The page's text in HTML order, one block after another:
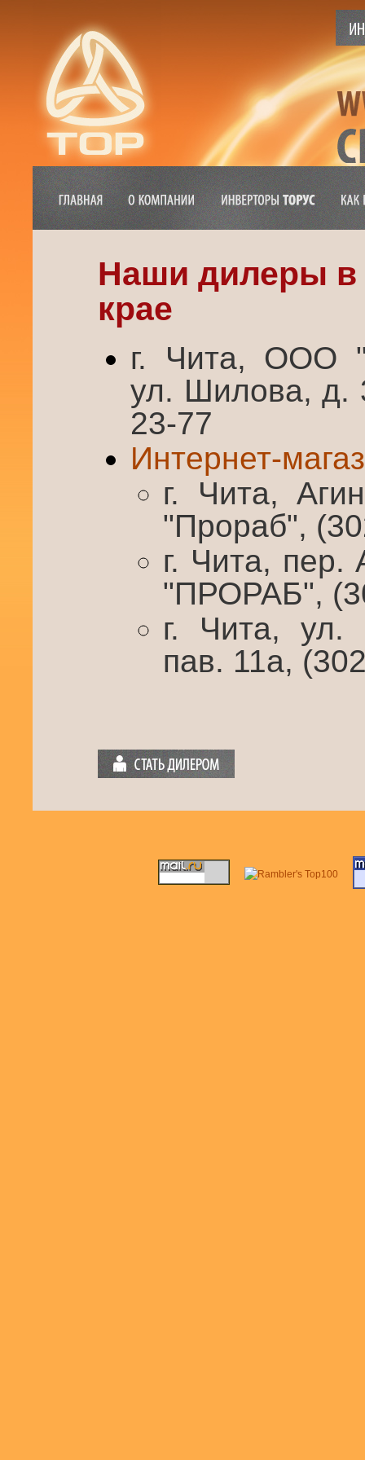
Наши дилеры в
крае
г. Чита, ООО
ул. Шилова, д.
23-77
Интернет-
г. Чита,
"Прораб",
г. Чита,
"ПРОРАБ",
г. Чита, ул.
пав. 11а,